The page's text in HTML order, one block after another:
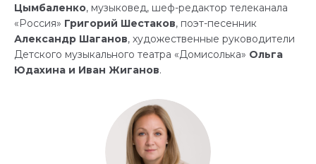
Цымбаленко, музыковед, шеф-редактор телеканала
«Россия» Григорий Шестаков, поэт-песенник
Александр Шаганов, художественные руководители
Детского музыкального театра «Домисолька» Ольга
Юдахина и Иван Жиганов.